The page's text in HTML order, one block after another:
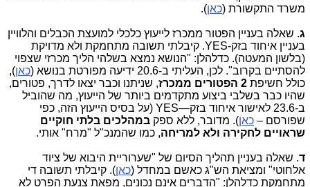
משרד התקשורת (כאן).
ג. שאלה בעניין הפטור ממכרז לייעוץ כלכלי למועצת הכבלים והלוויין
בעניין איחוד בזק-YES. קיבלתי תשובה מתחמקת ולא מדויקת
(בלשון המעטה). כדלהלן: "הנושא נמצא בשלהי הליך מכרזי שצפוי
להסתיים בקרוב". לכן, העליתי ב-20.6 ידיעה מפורטת בנושא (
כאן),
כולל חשיפת 2 הפטורים ממכרז, שניתנו וכבר יצאו לדרך, פטורים,
שהיו כבר בשלבי ביצוע מתקדמים ביותר של הייעוץ, מה שהוביל
ב-23.6 לאישור איחוד בזק—
YES (על בסיס הייעוץ הזה, כפי
שפורסם – כאן). מדובר, ללא ספק במהלכים בלתי חוקיים
שראויים לחקירה ולא למריחה, כמו שהמנכ"ל "מרח" אותי.
ד. שאלה בעניין תהליך הסיום של "שערוריית היבוא של ציוד
אלחוטי" ומציאת הש"ג כאשם במחדל (כאן). קיבלתי תשובה די
מתחמקת כדלהלן: "הדברים אינם נכונים, מפאת צנעת הפרט לא